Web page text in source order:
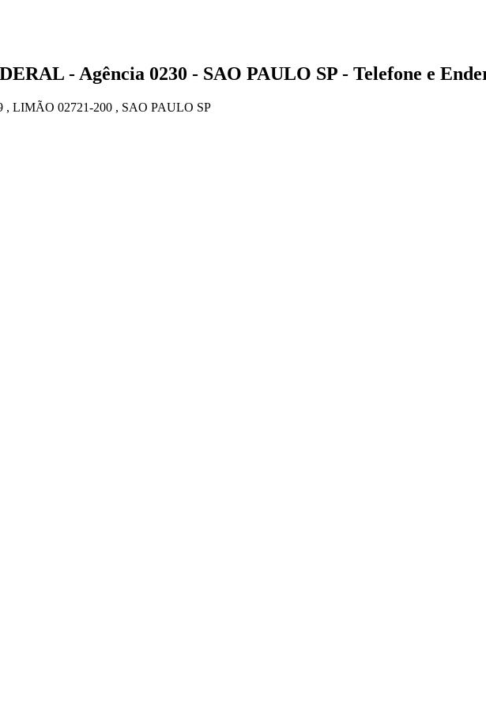
- Agência 0230 - SAO PAULO SP - Telefone e
LIMÃO 02721-200 , SAO PAULO SP